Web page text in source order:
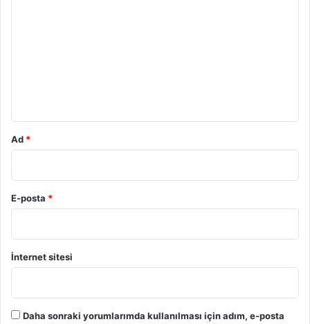
Ad *
E-posta *
İnternet sitesi
Daha sonraki yorumlarımda kullanılması için adım, e-posta